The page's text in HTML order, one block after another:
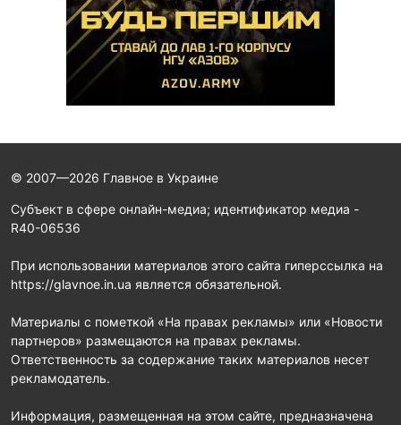
© 2007—2026 Главное в Украине
Субъект в сфере онлайн-медиа; идентификатор медиа -
R40-06536
При использовании материалов этого сайта гиперссылка на
https://glavnoe.in.ua является обязательной.
Материалы с пометкой «На правах рекламы» или «Новости
партнеров» размещаются на правах рекламы.
Ответственность за содержание таких материалов несет
рекламодатель.
Информация, размещенная на этом сайте, предназначена